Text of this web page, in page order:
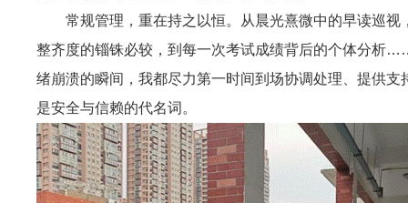
常规管理，重在持之以恒。从晨光熹微中的早读巡
整齐度的锱铢必较，到每一次考试成绩背后的个体分析
绪崩溃的瞬间，我都尽力第一时间到场协调处理、提供
是安全与信赖的代名词。